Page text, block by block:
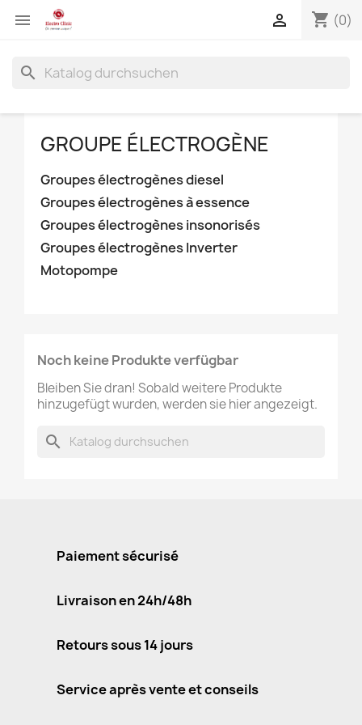
 shopping_cart (0)

search
GROUPE ÉLECTROGÈNE
Groupes électrogènes diesel
Groupes électrogènes à essence
Groupes électrogènes insonorisés
Groupes électrogènes Inverter
Motopompe
Noch keine Produkte verfügbar
Bleiben Sie dran! Sobald weitere Produkte
hinzugefügt wurden, werden sie hier angezeigt.
search
Paiement sécurisé
Livraison en 24h/48h
Retours sous 14 jours
Service après vente et conseils